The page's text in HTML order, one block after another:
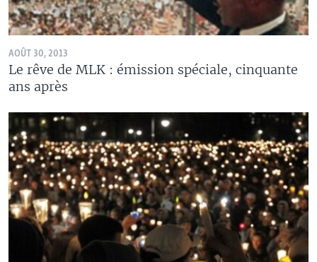
AOÛT 30, 2013
Le rêve de MLK : émission spéciale, cinquante
ans après